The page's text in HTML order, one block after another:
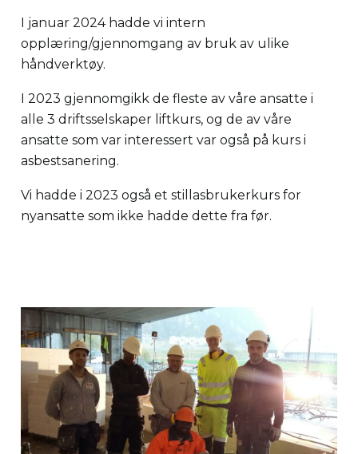
I januar 2024 hadde vi intern
opplæring/gjennomgang av bruk av ulike
håndverktøy.
I 2023 gjennomgikk de fleste av våre ansatte i
alle 3 driftsselskaper liftkurs, og de av våre
ansatte som var interessert var også på kurs i
asbestsanering.
Vi hadde i 2023 også et stillasbrukerkurs for
nyansatte som ikke hadde dette fra før.